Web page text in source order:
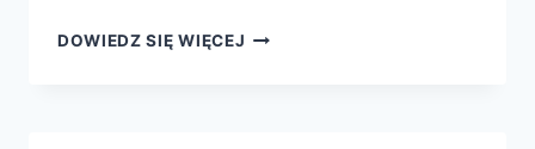
DOWIEDZ SIĘ WIĘCEJ АСИСТЕНТ